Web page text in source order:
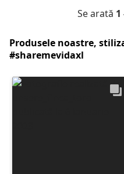
Se arată 1
Produsele noastre,
#sharemevidaxl